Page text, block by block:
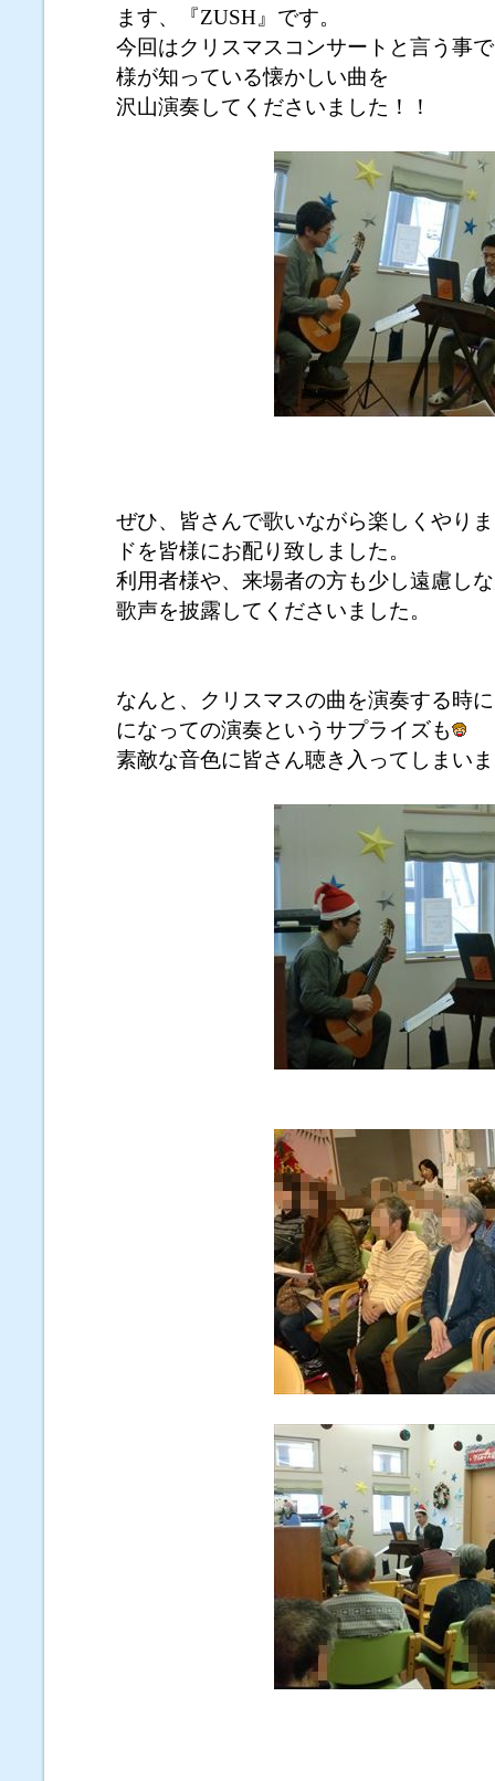
ます、『ZUSH』です。
今回はクリスマスコンサートと言う事
様が知っている懐かしい曲を
沢山演奏してくださいました！！
ぜひ、皆さんで歌いながら楽しくやり
ドを皆様にお配り致しました。
利用者様や、来場者の方も少し遠慮し
歌声を披露してくださいました。
なんと、クリスマスの曲を演奏する時
になっての演奏というサプライズも
素敵な音色に皆さん聴き入ってしまい